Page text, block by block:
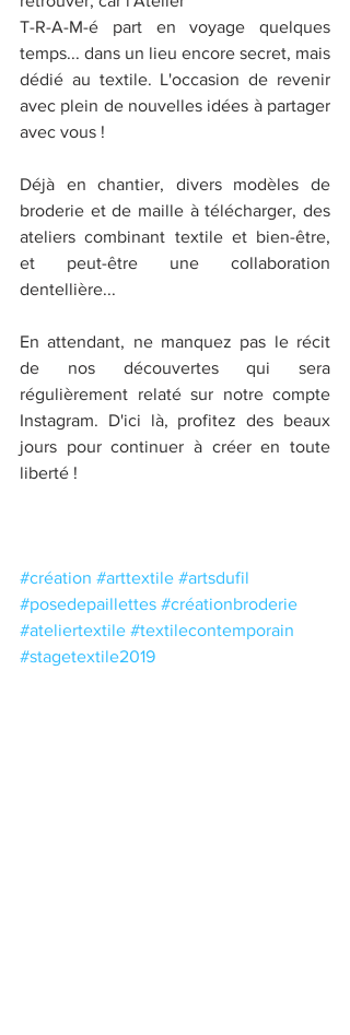
T-R-A-M-é part en voyage quelques
temps... dans un lieu encore secret, mais
dédié au textile. L'occasion de revenir
avec plein de nouvelles idées à partager
avec vous !
Déjà en chantier, divers modèles de
broderie et de maille à télécharger, des
ateliers combinant textile et bien-être,
et peut-être une collaboration
dentellière...
En attendant, ne manquez pas le récit
de nos découvertes qui sera
régulièrement relaté sur notre compte
Instagram. D'ici là, profitez des beaux
jours pour continuer à créer en toute
liberté !
#création #arttextile #artsdufil
#posedepaillettes #créationbroderie
#ateliertextile #textilecontemporain
#stagetextile2019